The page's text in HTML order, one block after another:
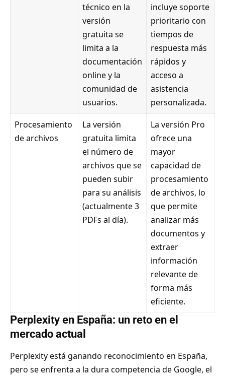
técnico en la
versión
gratuita se
limita a la
documentación
online y la
comunidad de
usuarios.
incluye soporte
prioritario con
tiempos de
respuesta más
rápidos y
acceso a
asistencia
personalizada.
Procesamiento
de archivos
La versión
gratuita limita
el número de
archivos que se
pueden subir
para su análisis
(actualmente 3
PDFs al día).
La versión Pro
ofrece una
mayor
capacidad de
procesamiento
de archivos, lo
que permite
analizar más
documentos y
extraer
información
relevante de
forma más
eficiente.
Perplexity en España: un reto en el
mercado actual
Perplexity está ganando reconocimiento en España,
pero se enfrenta a la dura competencia de Google, el